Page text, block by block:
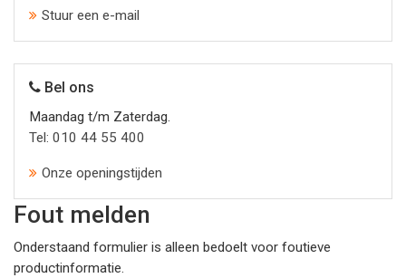
Stuur een e-mail
Bel ons
Maandag t/m Zaterdag.
Tel: 010 44 55 400
Onze openingstijden
Fout melden
Onderstaand formulier is alleen bedoelt voor foutieve
productinformatie.